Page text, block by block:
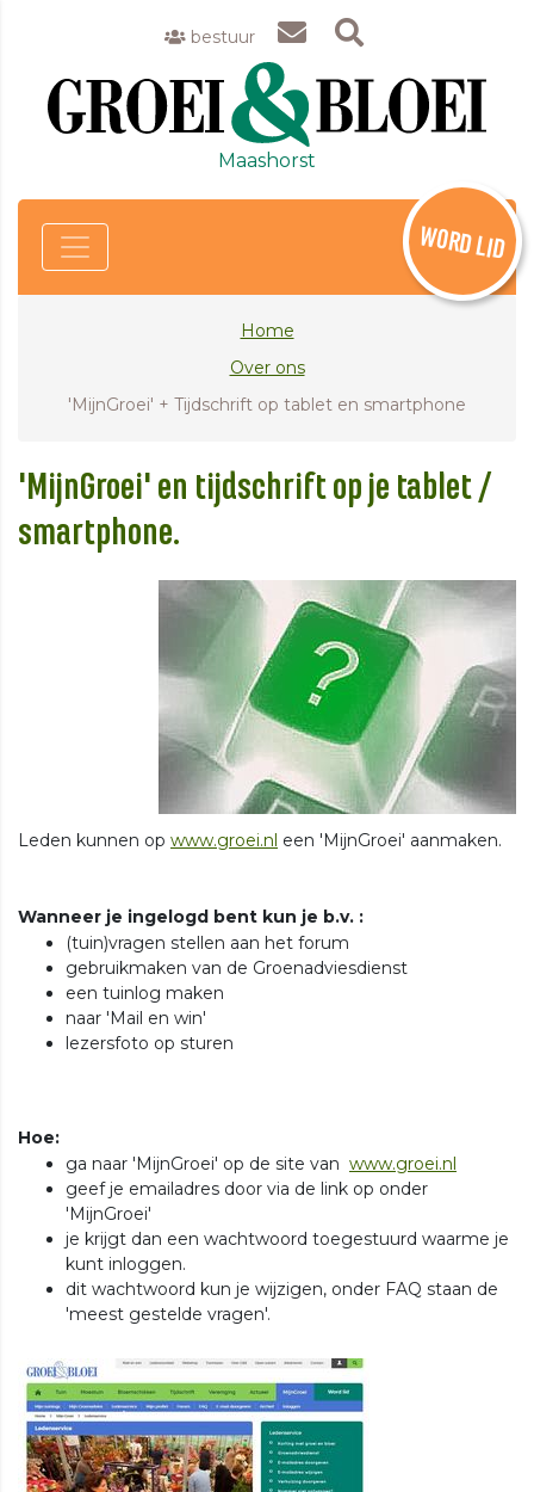
bestuur
Maashorst
WORD LID
Home
Over ons
'MijnGroei' + Tijdschrift op tablet en smartphone
'MijnGroei' en tijdschrift op je tablet /
smartphone.
Leden kunnen op www.groei.nl een 'MijnGroei' aanmaken.
Wanneer je ingelogd bent kun je b.v. :
(tuin)vragen stellen aan het forum
gebruikmaken van de Groenadviesdienst
een tuinlog maken
naar 'Mail en win'
lezersfoto op sturen
Hoe:
ga naar 'MijnGroei' op de site van www.groei.nl
geef je emailadres door via de link op onder
'MijnGroei'
je krijgt dan een wachtwoord toegestuurd waarme je
kunt inloggen.
dit wachtwoord kun je wijzigen, onder FAQ staan de
'meest gestelde vragen'.